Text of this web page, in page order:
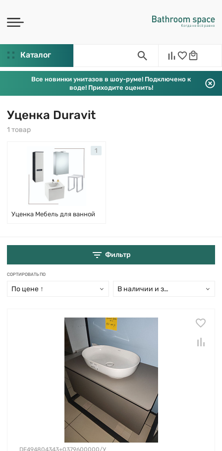
Каталог
Все новинки унитазов в шоу-руме! Подключено к
воде! Приходите оценить!
Уценка Duravit
1 товар
Уценка Мебель для ванной
1
Фильтр
СОРТИРОВАТЬ ПО
По цене ↑ В наличии и заказ свыше 15 дн
DE494804343+0379600000/У